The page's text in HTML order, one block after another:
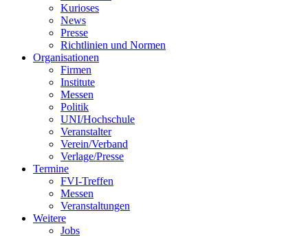
Kurioses
News
Presse
Richtlinien und Normen
Organisationen
Firmen
Institute
Messen
Politik
UNI/Hochschule
Veranstalter
Verein/Verband
Verlage/Presse
Termine
FVI-Treffen
Messen
Veranstaltungen
Weitere
Jobs